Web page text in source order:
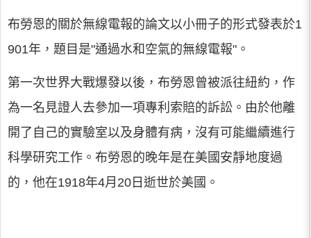
布勞恩的關於無線電報的論文以小冊子的形式發表於1
901年，題目是"通過水和空氣的無線電報"。
第一次世界大戰爆發以後，布勞恩曾被派往紐約，作
為一名見證人去參加一項專利索賠的訴訟。由於他離
開了自己的實驗室以及身體有病，沒有可能繼續進行
科學研究工作。布勞恩的晚年是在美國安靜地度過
的，他在1918年4月20日逝世於美國。